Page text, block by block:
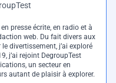
presse écrite, en radio et à
web. Du fait divers aux
divertissement, j’ai exploré
j’ai rejoint DegroupTest
un secteur en
autant de plaisir à explorer.